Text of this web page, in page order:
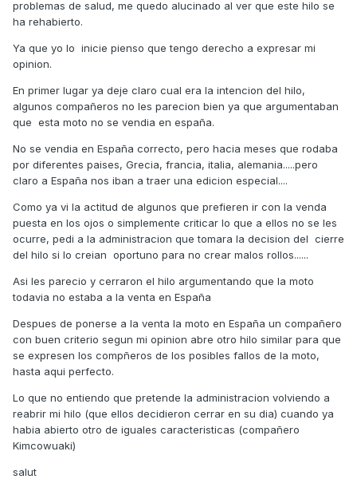
problemas de salud, me quedo alucinado al ver que este hilo se
ha rehabierto.
Ya que yo lo inicie pienso que tengo derecho a expresar mi
opinion.
En primer lugar ya deje claro cual era la intencion del hilo,
algunos compañeros no les parecion bien ya que argumentaban
que esta moto no se vendia en españa.
No se vendia en España correcto, pero hacia meses que rodaba
por diferentes paises, Grecia, francia, italia, alemania.....pero
claro a España nos iban a traer una edicion especial....
Como ya vi la actitud de algunos que prefieren ir con la venda
puesta en los ojos o simplemente criticar lo que a ellos no se les
ocurre, pedi a la administracion que tomara la decision del cierre
del hilo si lo creian oportuno para no crear malos rollos......
Asi les parecio y cerraron el hilo argumentando que la moto
todavia no estaba a la venta en España
Despues de ponerse a la venta la moto en España un compañero
con buen criterio segun mi opinion abre otro hilo similar para que
se expresen los compñeros de los posibles fallos de la moto,
hasta aqui perfecto.
Lo que no entiendo que pretende la administracion volviendo a
reabrir mi hilo (que ellos decidieron cerrar en su dia) cuando ya
habia abierto otro de iguales caracteristicas (compañero
Kimcowuaki)
salut